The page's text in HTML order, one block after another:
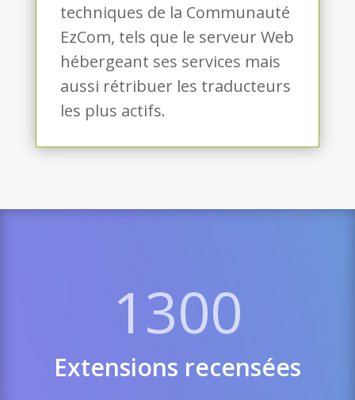
techniques de la Communauté
EzCom, tels que le serveur Web
hébergeant ses services mais
aussi rétribuer les traducteurs
les plus actifs.
1300
Extensions recensées